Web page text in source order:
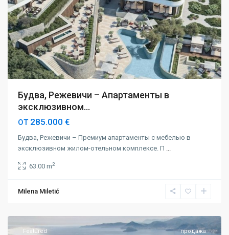
Будва, Режевичи – Апартаменты в
эксклюзивном...
ОТ285.000 €
Будва, Режевичи – Премиум апартаменты с мебелью в
эксклюзивном жилом-отельном комплексе. П ...
63.00 m2
Milena Miletić
Будва ,
Риека
Featured продажа